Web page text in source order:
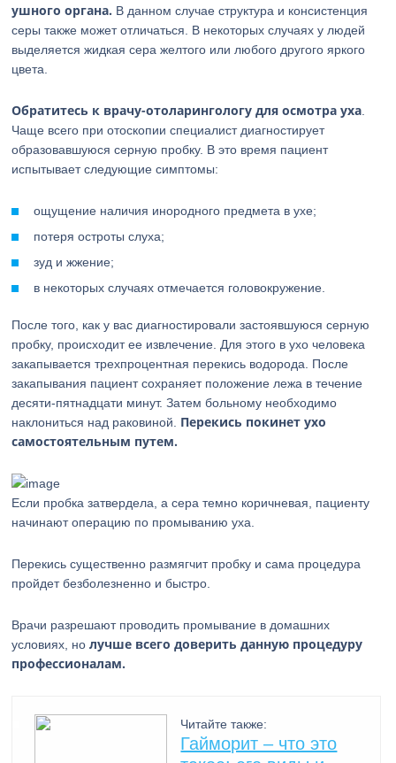
ушного органа. В данном случае структура и консистенция
серы также может отличаться. В некоторых случаях у людей
выделяется жидкая сера желтого или любого другого яркого
цвета.
Обратитесь к врачу-отоларингологу для осмотра уха
Чаще всего при отоскопии специалист диагностирует
образовавшуюся серную пробку. В это время пациент
испытывает следующие симптомы:
ощущение наличия инородного предмета в ухе;
потеря остроты слуха;
зуд и жжение;
в некоторых случаях отмечается головокружение.
После того, как у вас диагностировали застоявшуюся серную
пробку, происходит ее извлечение. Для этого в ухо человека
закапывается трехпроцентная перекись водорода. После
закапывания пациент сохраняет положение лежа в течение
десяти-пятнадцати минут. Затем больному необходимо
наклониться над раковиной. Перекись покинет ухо
самостоятельным путем.
Если пробка затвердела, а сера темно коричневая, пациенту
начинают операцию по промыванию уха.
Перекись существенно размягчит пробку и сама процедура
пройдет безболезненно и быстро.
Врачи разрешают проводить промывание в домашних
условиях, нолучше всего доверить данную процедуру
профессионалам.
Читайте также:
Гайморит – что это